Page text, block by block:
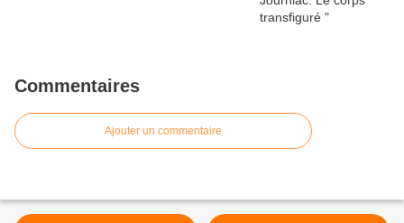
Commentaires
Ajouter un commentaire